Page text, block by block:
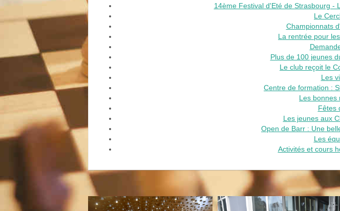
14ème Festival d'Eté de Strasbourg -
Le
Championnats
La rentrée pour
Plus de 100 jeunes
Le club reçoit le
Les
Centre de formation :
Les bonnes
Fêtes
Les jeunes aux
Open de Barr : Une
Les
Activités et cours